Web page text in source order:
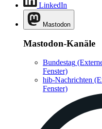
LinkedIn
Mastodon
Mastodon-Kanäle
Bundestag
Fenster)
hib-Nachrichten
Fenster)